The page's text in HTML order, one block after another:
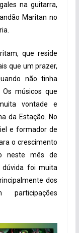
na guitarra,
Maritan no
que reside
que um prazer,
não tinha
músicos que
vontade e
da Estação. No
e formador de
o crescimento
neste mês de
foi muita
dos